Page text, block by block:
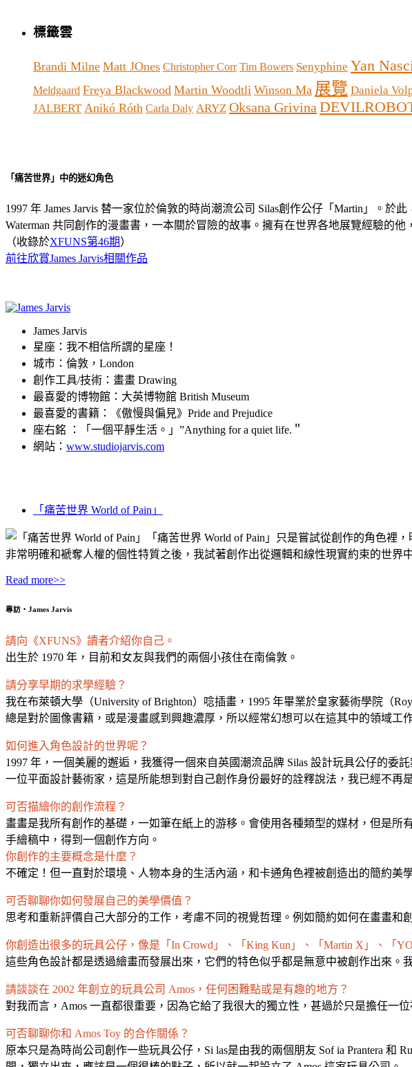
標籤雲
Brandi Milne Matt JOnes Christopher Corr Tim Bowers Senyphine Yan
Meldgaard Freya Blackwood Martin Woodtli Winson Ma 展覽 Daniela
JALBERT Anikó Róth Carla Daly ARYZ Oksana Grivina
「痛苦世界」中的迷幻角色
1997 年 James Jarvis 替一家位於倫敦的時尚潮流公司 Silas創作公仔「Martin」。於
Waterman 共同創作的漫畫書，一本關於冒險的故事。擁有在世界各地展覽經驗的
（收錄於XFUNS第46期）
前往欣賞James Jarvis相關作品
James Jarvis
星座：我不相信所謂的星座！
城市：倫敦，London
創作工具/技術：畫畫 Drawing
最喜愛的博物館：大英博物館 British Museum
最喜愛的書籍：《傲慢與偏見》Pride and Prejudice
座右銘 ：「一個平靜生活。」”Anything for a quiet life.＂
網站： www.studiojarvis.com
「痛苦世界 World of Pain」
「痛苦世界 World of Pain」只是嘗試從創作的角色
非常明確和褫奪人權的個性特質之後，我試著創作出從邏輯和線性現實約束的世界
Read more>>
專訪‧James Jarvis
請向《XFUNS》讀者介紹你自己。
出生於 1970 年，目前和女友與我們的兩個小孩住在南倫敦。
請分享早期的求學經驗？
我在布萊頓大學（University of Brighton）唸插畫，1995 年畢業於皇家藝術學院（
總是對於圖像書籍，或是漫畫感到興趣濃厚，所以經常幻想可以在這其中的領域工
如何進入角色設計的世界呢？
1997 年，一個美麗的邂逅，我獲得一個來自英國潮流品牌 Silas 設計玩具公仔的
一位平面設計藝術家，這是所能想到對自己創作身份最好的詮釋說法，我已經不再
可否描繪你的創作流程？
畫畫是我所有創作的基礎，一如筆在紙上的游移。會使用各種類型的媒材，但是
手繪稿中，得到一個創作方向。
你創作的主要概念是什麼？
不確定！但一直對於環境、人物本身的生活內涵，和卡通角色裡被創造出的簡約
可否聊聊你如何發展自己的美學價值？
思考和重新評價自己大部分的工作，考慮不同的視覺哲理。例如簡約如何在畫畫和
你創造出很多的玩具公仔，像是「In Crowd」、「King Kun」、「Martin X」、「
這些角色設計都是透過繪畫而發展出來，它們的特色似乎都是無意中被創作出來
請談談在 2002 年創立的玩具公司 Amos，任何困難點或是有趣的地方？
對我而言，Amos 一直都很重要，因為它給了我很大的獨立性，甚過於只是擔任一
可否聊聊你和 Amos Toy 的合作關係？
原本只是為時尚公司創作一些玩具公仔，Si las是由我的兩個朋友 Sof ia Prantera 和